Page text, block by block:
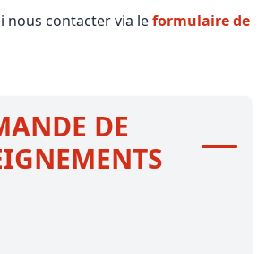
nous contacter via leformulaire de
DE